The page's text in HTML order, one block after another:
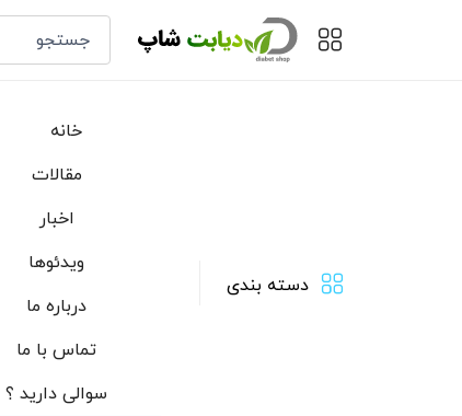
دسته بندی
خانه
مقالات
اخبار
ویدئوها
درباره ما
تماس با ما
سوالی دارید ؟